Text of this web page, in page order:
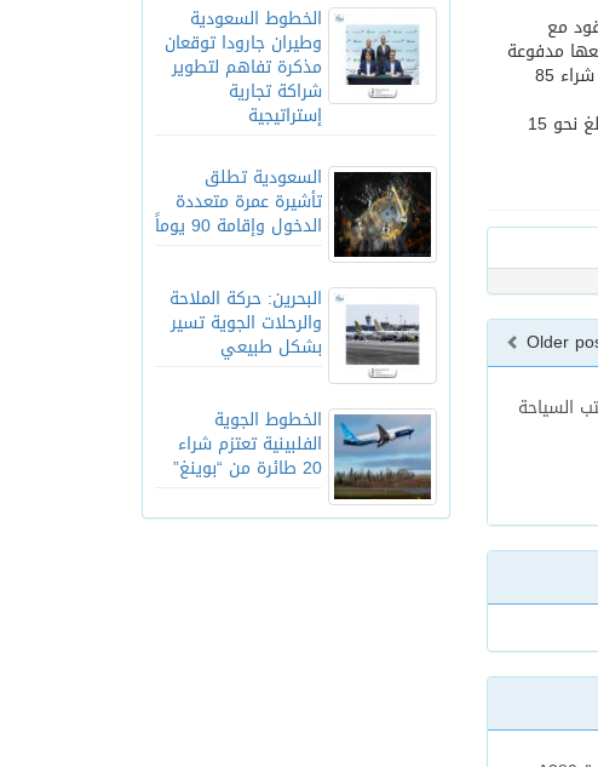
الخطوط السعودية
وطيران جارودا توقعان
مذكرة تفاهم لتطوير
شراكة تجارية
إستراتيجية
السعودية تطلق
تأشيرة عمرة متعددة
الدخول وإقامة 90 يوماً
البحرين: حركة الملاحة
والرحلات الجوية تسير
بشكل طبيعي
الخطوط الجوية
الفلبينية تعتزم شراء
20 طائرة من “بوينغ”
مع
الآن «طلبات شراء مؤكدة» لعدد 175 طائرة، وجميعها مدفوعة
مسبقا. وقالت مجموعة «روستيك» الروسية للدفاع، التي يترأسها حليف بوتين المقرب سيرغي تشيميزوف، أنها اتفقت على شراء 85
وقال يوري سليوسار رئيس «الشركة الروسية المتحدة لصناعة الطائرات» إن تقديره للطلب العالمي على الطائرة الجديدة يبلغ نحو 15
Older
السياحة